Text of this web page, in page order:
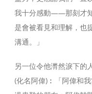
我十分感動——那刻才
是會被看見和理解，也
溝通。」
另一位令他潸然淚下的
(化名阿偉)︰「阿偉和